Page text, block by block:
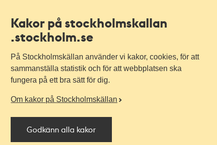
Kakor på stockholmskallan
.stockholm.se
På Stockholmskällan använder vi kakor, cookies, för att
sammanställa statistik och för att webbplatsen ska
fungera på ett bra sätt för dig.
Om kakor på Stockholmskällan
Godkänn alla kakor